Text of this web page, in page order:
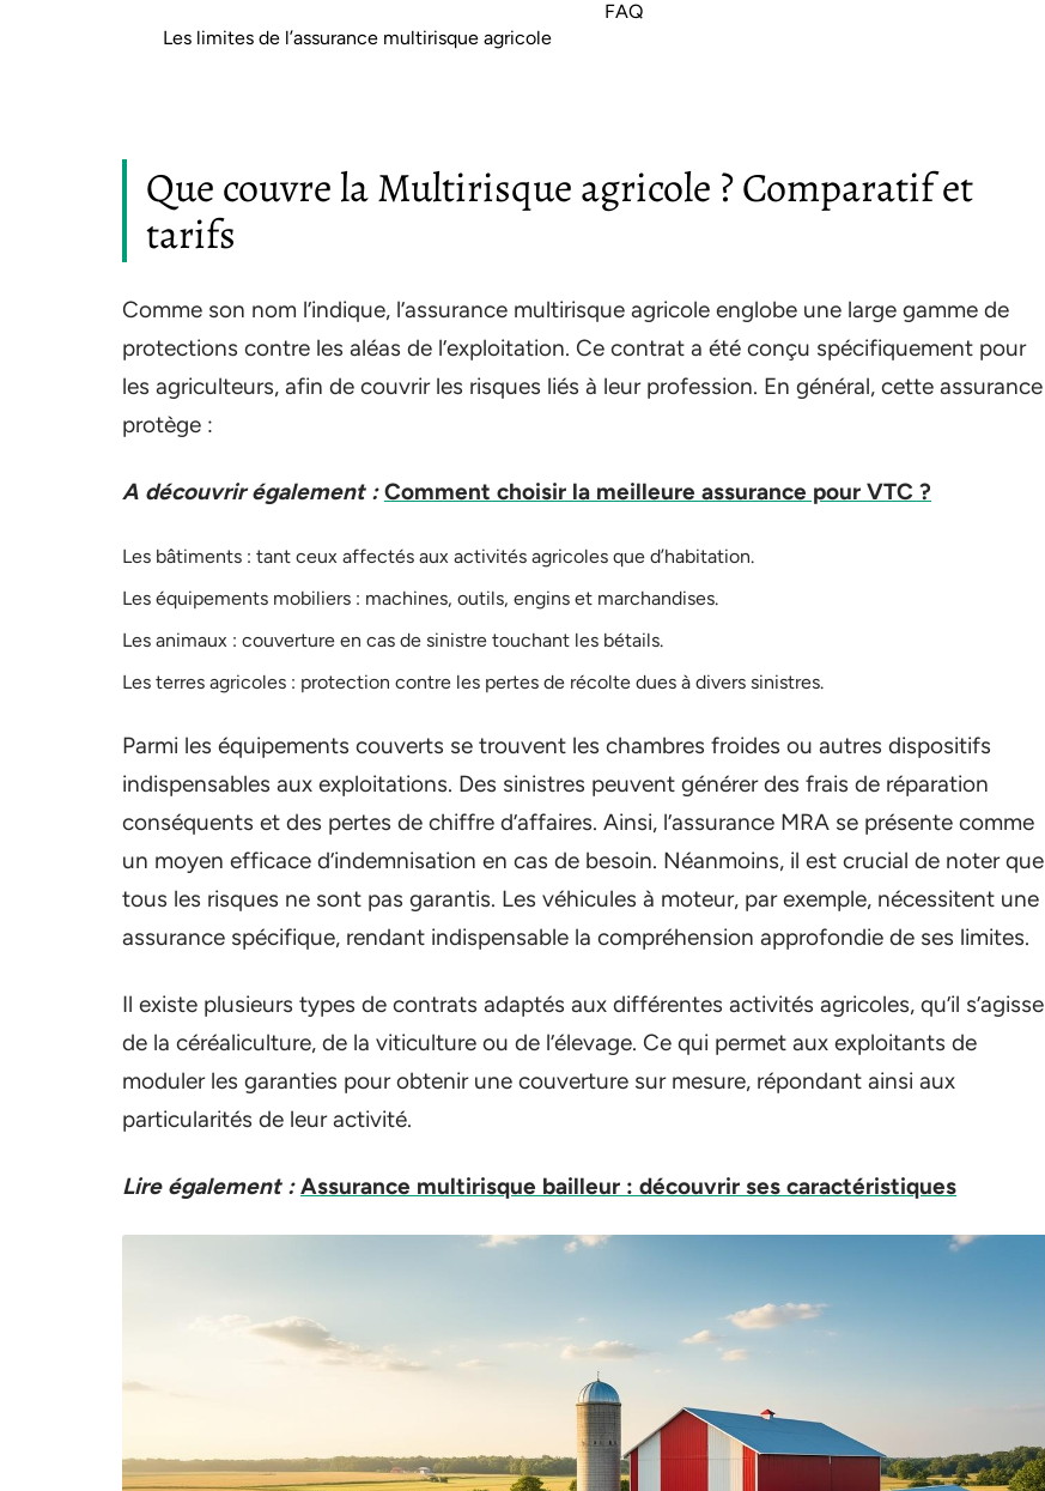
Les limites de l’assurance multirisque agricole
FAQ
Que couvre la Multirisque agricole ? Comparatif et
tarifs
Comme son nom l’indique, l’assurance multirisque agricole englobe une large gamme de
protections contre les aléas de l’exploitation. Ce contrat a été conçu spécifiquement pour
les agriculteurs, afin de couvrir les risques liés à leur profession. En général, cette assurance
protège :
A découvrir également : Comment choisir la meilleure assurance pour VTC ?
Les bâtiments : tant ceux affectés aux activités agricoles que d’habitation.
Les équipements mobiliers : machines, outils, engins et marchandises.
Les animaux : couverture en cas de sinistre touchant les bétails.
Les terres agricoles : protection contre les pertes de récolte dues à divers sinistres.
Parmi les équipements couverts se trouvent les chambres froides ou autres dispositifs
indispensables aux exploitations. Des sinistres peuvent générer des frais de réparation
conséquents et des pertes de chiffre d’affaires. Ainsi, l’assurance MRA se présente comme
un moyen efficace d’indemnisation en cas de besoin. Néanmoins, il est crucial de noter que
tous les risques ne sont pas garantis. Les véhicules à moteur, par exemple, nécessitent une
assurance spécifique, rendant indispensable la compréhension approfondie de ses limites.
Il existe plusieurs types de contrats adaptés aux différentes activités agricoles, qu’il s’agisse
de la céréaliculture, de la viticulture ou de l’élevage. Ce qui permet aux exploitants de
moduler les garanties pour obtenir une couverture sur mesure, répondant ainsi aux
particularités de leur activité.
Lire également : Assurance multirisque bailleur : découvrir ses caractéristiques